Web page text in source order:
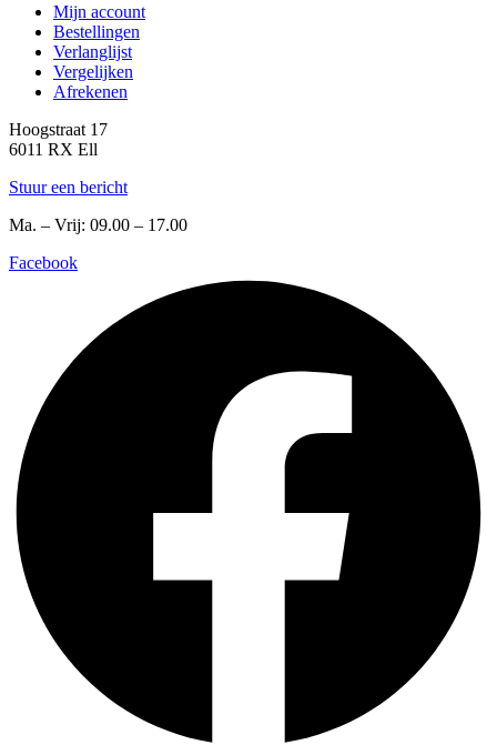
Mijn account
Bestellingen
Verlanglijst
Vergelijken
Afrekenen
Hoogstraat 17
6011 RX Ell
Stuur een bericht
Ma. – Vrij: 09.00 – 17.00
Facebook